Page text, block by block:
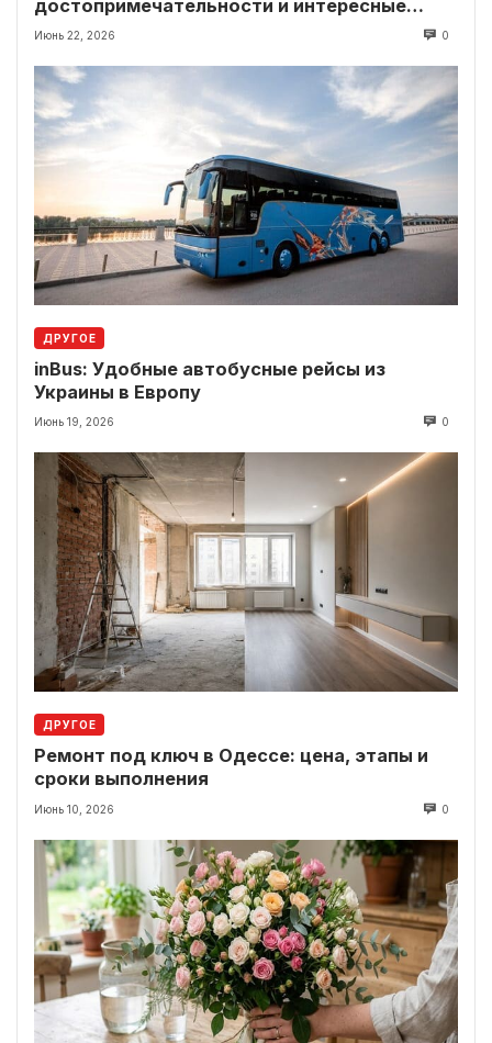
достопримечательности и интересные
локации рядом
Июнь 22, 2026 0
ДРУГОЕ
inBus: Удобные автобусные рейсы из
Украины в Европу
Июнь 19, 2026 0
ДРУГОЕ
Ремонт под ключ в Одессе: цена, этапы и
сроки выполнения
Июнь 10, 2026 0